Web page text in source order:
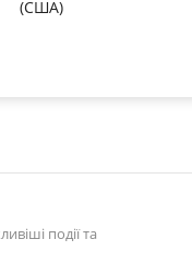
(США)
події та